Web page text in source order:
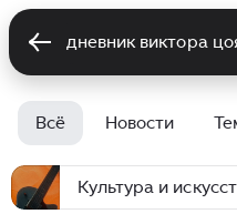
Всё Новости
Культура и